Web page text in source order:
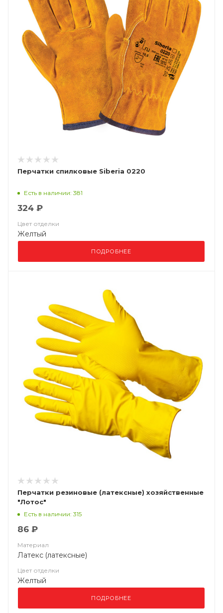
Перчатки спилковые Siberia 0220
Есть в наличии: 381
324 ₽
Цвет отделки
Желтый
ПОДРОБНЕЕ
Перчатки резиновые (латексные) хозяйственные
"Лотос"
Есть в наличии: 315
86 ₽
Материал
Латекс (латексные)
Цвет отделки
Желтый
ПОДРОБНЕЕ